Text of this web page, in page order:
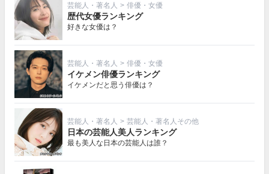
芸能人・著名人 > 俳優・女優
歴代女優ランキング
好きな女優は？
芸能人・著名人 > 俳優・女優
イケメン俳優ランキング
イケメンだと思う俳優は？
芸能人・著名人 > 芸能人・著名人その他
日本の芸能人美人ランキング
最も美人な日本の芸能人は誰？